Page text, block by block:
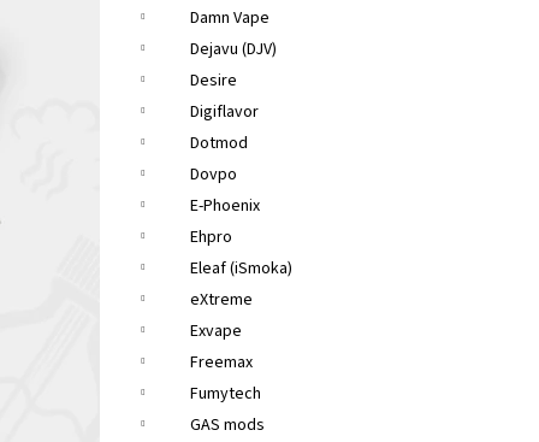
Damn Vape
Dejavu (DJV)
Desire
Digiflavor
Dotmod
Dovpo
E-Phoenix
Ehpro
Eleaf (iSmoka)
eXtreme
Exvape
Freemax
Fumytech
GAS mods